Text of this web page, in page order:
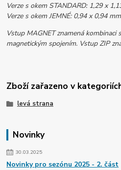
Novinky
30.03.2025
Novinky pro sezónu 2025 - 2. část
Verze s okem STANDARD: 1,29 x
Verze s okem JEMNÉ: 0,94 x 0,94
Vstup MAGNET znamená
magnetickým spojením. Vstup ZIP
Zboží zařazeno v
levá strana